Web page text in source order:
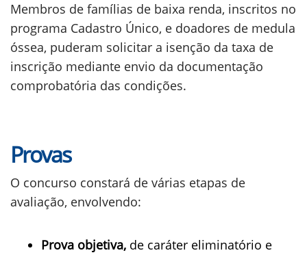
Membros de famílias de baixa renda, inscritos no
programa Cadastro Único, e doadores de medula
óssea, puderam solicitar a isenção da taxa de
inscrição mediante envio da documentação
comprobatória das condições.
Provas
O concurso constará de várias etapas de
avaliação, envolvendo:
Prova objetiva, de caráter eliminatório e